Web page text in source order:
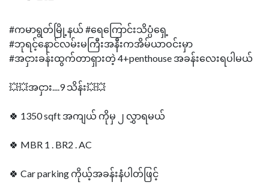
#ကမာရွတ်မြို့နယ် #ရေကြောင်းသိပ္ပံရှေ့
#ဘုရင့်နောင်လမ်းမကြီးအနီးကအိမ်ယာဝင်းမှာ
#အငှားခန်းထွက်တာရှားတဲ့ 4+penthouse အခန်းလေးရပါမယ်
💥💥အငှား....9 သိန်း💥💥
🍀 1350 sqft အကျယ် ကိုမှ ၂ လွှာရမယ်
🍀 MBR 1 . BR2 . AC
🍀 Car parking ကိုယ့်အခန်းနံပါတ်ဖြင့်